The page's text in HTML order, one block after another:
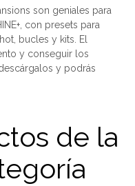
son geniales para
con presets para
bucles y kits. El
y conseguir los
y podrás
de la